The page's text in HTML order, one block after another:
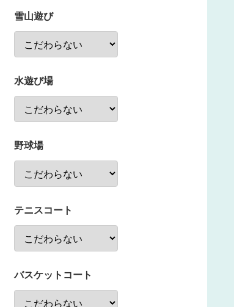
雪山遊び
水遊び場
野球場
テニスコート
バスケットコート